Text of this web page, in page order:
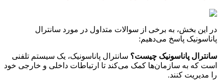
در این بخش، به برخی از سوالات متداول در مورد سانترال
پاناسونیک پاسخ می‌دهیم:
سانترال پاناسونیک چیست؟ سانترال پاناسونیک، یک سیستم تلفنی
است که به سازمان‌ها کمک می‌کند تا ارتباطات داخلی و خارجی خود
را مدیریت کنند.